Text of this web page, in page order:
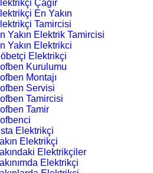
Çağır
En Yakın
Tamircisi
Yakın Elektrik Tamircisi
Yakın Elektrikci
Elektrikçi
Kurulumu
Montajı
Servisi
Tamircisi
Tamir
Elektrikçi
Elektrikçi
Elektrikçiler
Elektrikçi